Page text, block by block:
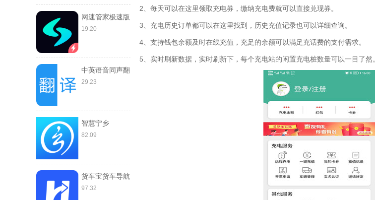
网速管家极速版
19.20
中英语音同声翻
译
29.23
智慧宁乡
82.09
货车宝货车导航
97.32
2、每天可以在这里领取充电券，缴纳充电费就可以直接兑现券。
3、充电历史订单都可以在这里找到，历史充值记录也可以详细查询。
4、支持钱包余额及时在线充值，充足的余额可以满足充话费的支付需求。
5、实时刷新数据，实时刷新下，每个充电站的闲置充电桩数量可以一目了然。